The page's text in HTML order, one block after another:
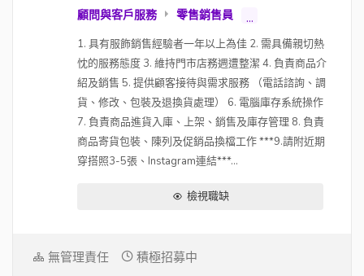
顧問與客戶服務 零售銷售員 ...
1. 具有服飾銷售經驗者一年以上為佳 2. 需具備親切熱
忱的服務態度 3. 維持門市店務週遭整潔 4. 負責商品介
紹及銷售 5. 提供顧客接待與需求服務 （電話諮詢、調
貨、修改、包裝及退換貨處理） 6. 電腦庫存系統操作
7. 負責商品進貨入庫、上架、銷售及庫存管理 8. 負責
商品寄貨包裝、陳列及促銷品換檔工作 ***9.請附近期
穿搭照3-5張、Instagram連結***...
檢視職缺
無管理責任 積極招募中